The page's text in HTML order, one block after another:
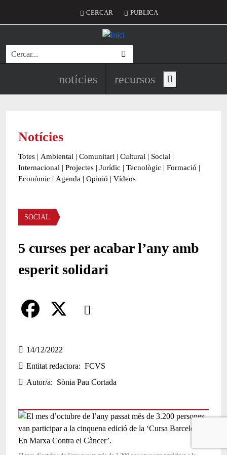
Menú del compte d'usuari
CERCAR PUBLICA
Cerca
Navegació principal de
notícies recursos Show main menu
Notícies
Totes | Ambiental | Comunitari | Cultural | Social |
Internacional | Projectes | Jurídic | Tecnològic | Formació |
Econòmic | Agenda | Opinió | Vídeos
Àmbit de la notícia
SOCIAL
5 curses per acabar l’any amb
esperit solidari
Comparteix
a
c
e
o
o
14/12/2022
Entitat redactora
FCVS
Autor/a
Sònia Pau Cortada